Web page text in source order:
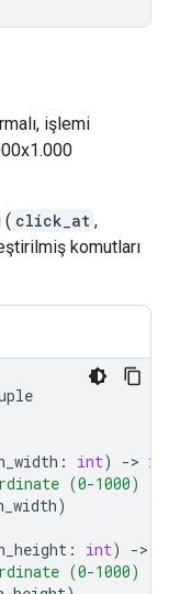
işlemi
( click_at ,
komutları
: int) ->
(0-1000)
)
: int) ->
(0-1000)